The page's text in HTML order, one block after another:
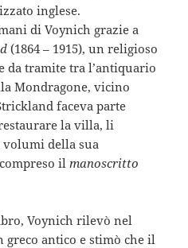
inglese.
di Voynich grazie a
(1864 – 1915), un religioso
da tramite tra l’antiquario
Mondragone, vicino
faceva parte
la villa, li
della sua
il manoscritto
Voynich rilevò nel
antico e stimò che il